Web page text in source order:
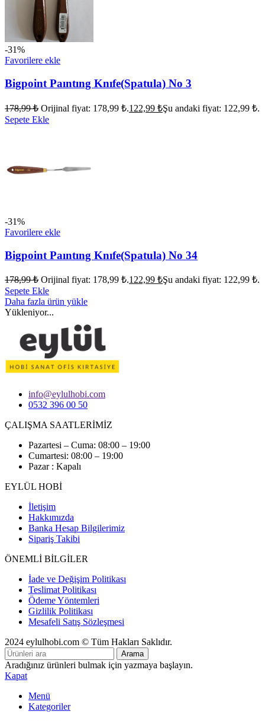
-31%
Favorilere ekle
Bigpoint Paıntıng Knıfe(Spatula) No 3
178,99₺ Orijinal fiyat: 178,99 ₺.122,99 ₺Şu andaki fiyat: 122,99 ₺.
Sepete Ekle
-31%
Favorilere ekle
Bigpoint Paıntıng Knıfe(Spatula) No 34
178,99₺ Orijinal fiyat: 178,99 ₺.122,99 ₺Şu andaki fiyat: 122,99 ₺.
Sepete Ekle
Daha fazla ürün yükle
Yükleniyor...
info@eylulhobi.com
0532 396 00 50
ÇALIŞMA SAATLERİMİZ
Pazartesi – Cuma: 08:00 – 19:00
Cumartesi: 08:00 – 19:00
Pazar : Kapalı
EYLÜL HOBİ
İletişim
Hakkımızda
Banka Hesap Bilgilerimiz
Sipariş Takibi
ÖNEMLİ BİLGİLER
İade ve Değişim Politikası
Teslimat Politikası
Ödeme Yöntemleri
Gizlilik Politikası
Mesafeli Satış Sözleşmesi
2024 eylulhobi.com © Tüm Hakları Saklıdır.
Arama
Aradığınız ürünleri bulmak için yazmaya başlayın.
Kapat
Menü
Kategoriler